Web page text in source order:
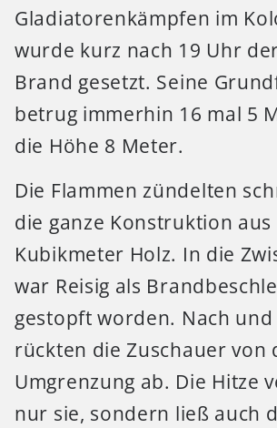
Gladiatorenkämpfen im
wurde kurz nach 19 Uhr
Brand gesetzt. Seine
betrug immerhin 16 mal 5
die Höhe 8 Meter.
Die Flammen zündelten
die ganze Konstruktion aus
Kubikmeter Holz. In die
war Reisig als
gestopft worden. Nach und
rückten die Zuschauer von
Umgrenzung ab. Die Hitze
nur sie, sondern ließ auch